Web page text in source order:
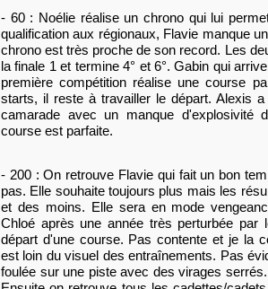
- 60 : Noélie réalise un chrono qui lui
qualification aux régionaux, Flavie manque
chrono est très proche de son record. Les
la finale 1 et termine 4° et 6°. Gabin qui
première compétition réalise une course
starts, il reste à travailler le départ. Alexis
camarade avec un manque
course est parfaite.
- 200 : On retrouve Flavie qui fait un bon
pas. Elle souhaite toujours plus mais les
et des moins. Elle sera en mode
Chloé après une année très perturbée par
départ d'une course. Pas contente et je la
est loin du visuel des entraînements. Pas
foulée sur une piste avec des virages